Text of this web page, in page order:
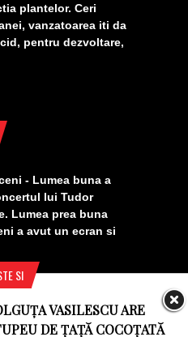
SI
VASILESCU ARE
DE ȚAȚĂ COCOȚATĂ
plantelor. Ceri
vanzatoarea iti da
pentru dezvoltare,
- Lumea buna a
lui Tudor
Lumea prea buna
a avut un ecran si
O mașină
l-a trădat pe cel mai